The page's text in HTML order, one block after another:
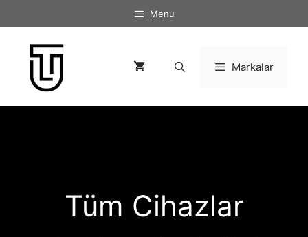
atla
Menu
Markalar
Tüm Cihazlar